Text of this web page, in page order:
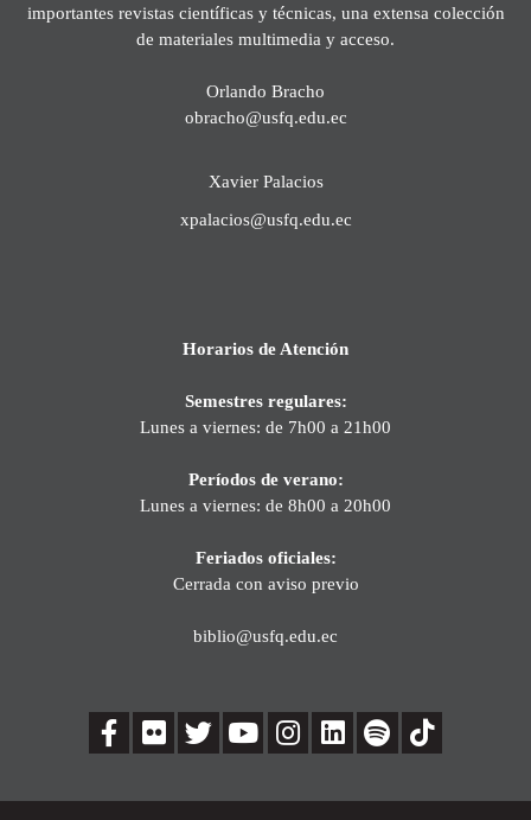
importantes revistas científicas y técnicas, una extensa colección
de materiales multimedia y acceso.
Orlando Bracho
obracho@usfq.edu.ec
Xavier Palacios
xpalacios@usfq.edu.ec
Horarios de Atención
Semestres regulares:
Lunes a viernes: de 7h00 a 21h00
Períodos de verano:
Lunes a viernes: de 8h00 a 20h00
Feriados oficiales:
Cerrada con aviso previo
biblio@usfq.edu.ec